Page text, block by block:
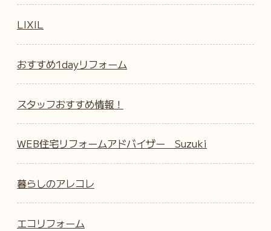
LIXIL
おすすめ1dayリフォーム
スタッフおすすめ情報！
WEB住宅リフォームアドバイザー Suzuki
暮らしのアレコレ
エコリフォーム